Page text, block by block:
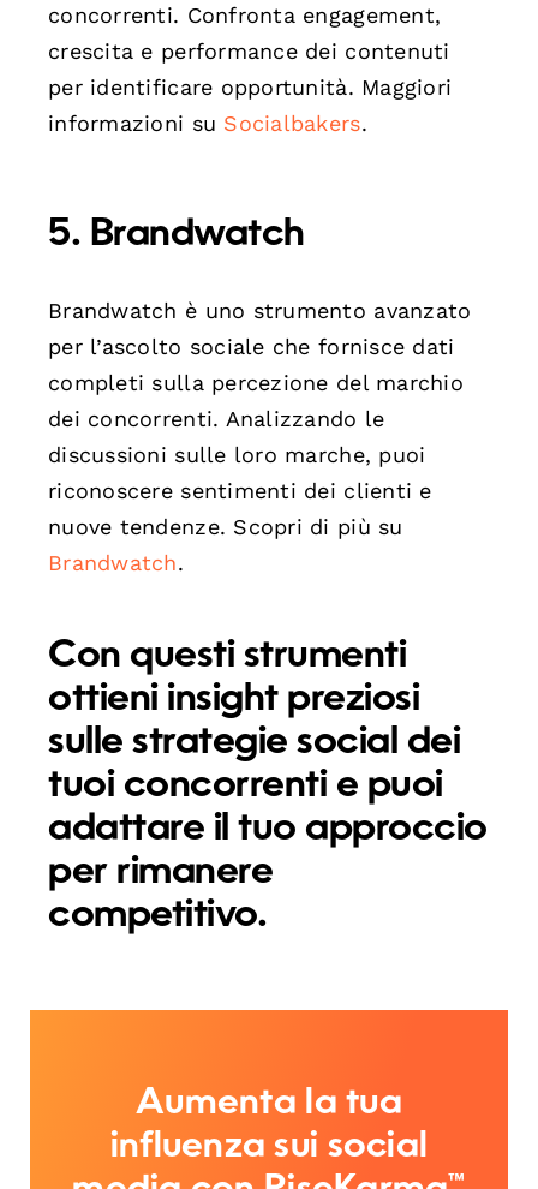
concorrenti. Confronta engagement,
crescita e performance dei contenuti
per identificare opportunità. Maggiori
informazioni su Socialbakers.
5. Brandwatch
Brandwatch è uno strumento avanzato
per l’ascolto sociale che fornisce dati
completi sulla percezione del marchio
dei concorrenti. Analizzando le
discussioni sulle loro marche, puoi
riconoscere sentimenti dei clienti e
nuove tendenze. Scopri di più su
Brandwatch.
Con questi strumenti
ottieni insight preziosi
sulle strategie social dei
tuoi concorrenti e puoi
adattare il tuo approccio
per rimanere
competitivo.
Aumenta la tua
influenza sui social